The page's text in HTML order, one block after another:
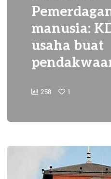
manusia:
usaha buat
258 1